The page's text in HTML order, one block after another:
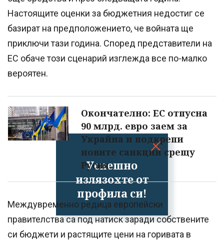
Успешно
излязохте от
профила си!
Настоящите оценки за бюджетния недостиг се
базират на предположението, че войната ще
приключи тази година. Според представители на
ЕС обаче този сценарий изглежда все по-малко
вероятен.
Окончателно: ЕС отпусна
90 млрд. евро заем за
Украйна и подкрепи
новите санкции срещу
Русия
Междувременно редица европейски
правителства са под натиск заради собствените
си бюджети и растящите цени на горивата в